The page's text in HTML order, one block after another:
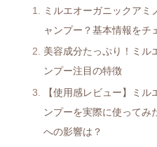
ミルエオーガニックアミ
ャンプー？基本情報をチ
美容成分たっぷり！ミル
ンプー注目の特徴
【使用感レビュー】ミ
ンプーを実際に使ってみ
への影響は？